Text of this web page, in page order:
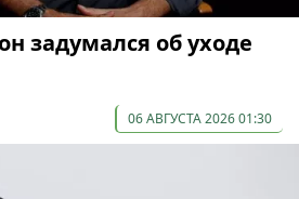
задумался об уходе
06 АВГУСТА 2026 01:30